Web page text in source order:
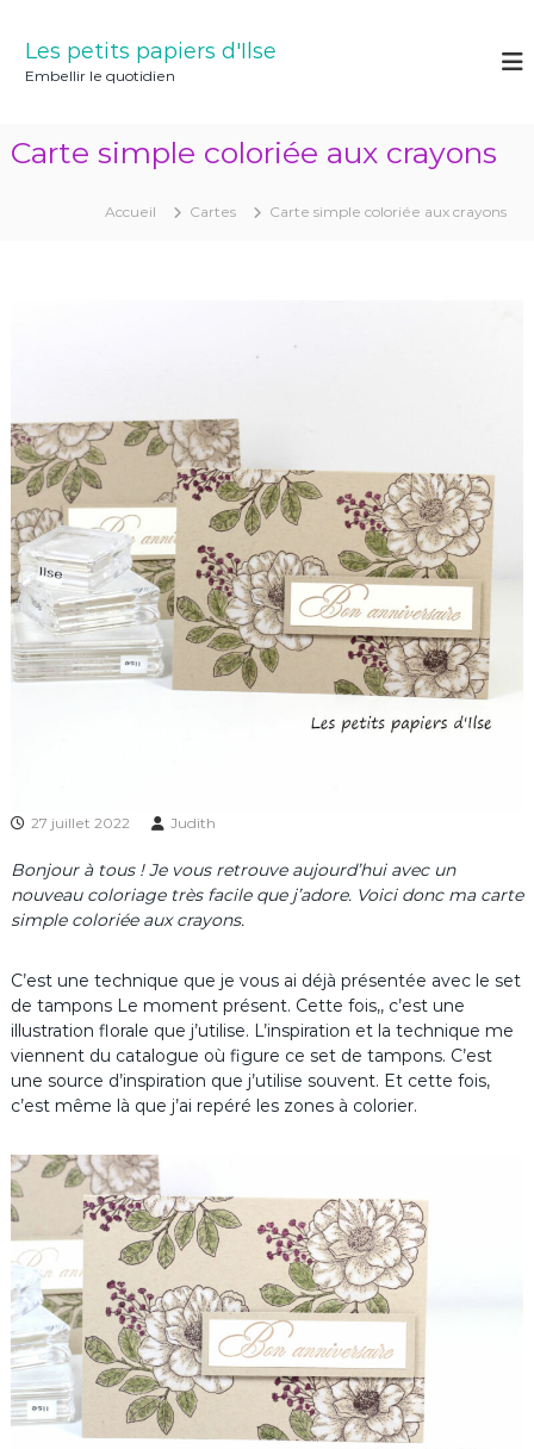
Les petits papiers d'Ilse
Embellir le quotidien
Carte simple coloriée aux crayons
Accueil Cartes Carte simple coloriée aux crayons
27 juillet 2022 Judith
Bonjour à tous ! Je vous retrouve aujourd’hui avec un
nouveau coloriage très facile que j’adore. Voici donc ma carte
simple coloriée aux crayons.
C’est une technique que je vous ai déjà présentée avec le set
de tampons Le moment présent. Cette fois,, c’est une
illustration florale que j’utilise. L’inspiration et la technique me
viennent du catalogue où figure ce set de tampons. C’est
une source d’inspiration que j’utilise souvent. Et cette fois,
c’est même là que j’ai repéré les zones à colorier.